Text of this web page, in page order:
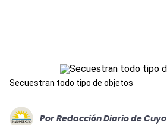
Secuestran todo tipo de objetos
Por Redacción Diario de Cuyo